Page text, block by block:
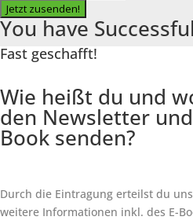
Jetzt zusenden!
You have
Fast geschafft!
Wie heißt du und
den Newsletter
Book senden?
Durch die Eintragung erteilst du
weitere Informationen inkl. des E-